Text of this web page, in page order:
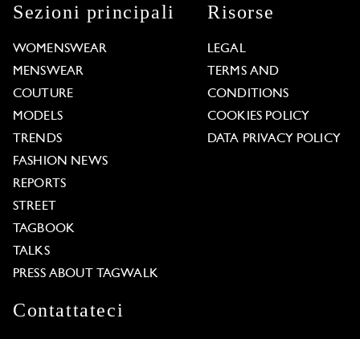
Sezioni principali
WOMENSWEAR
MENSWEAR
COUTURE
MODELS
TRENDS
FASHION NEWS
REPORTS
STREET
TAGBOOK
TALKS
PRESS ABOUT TAGWALK
Risorse
LEGAL
TERMS AND
CONDITIONS
COOKIES POLICY
DATA PRIVACY POLICY
Contattateci